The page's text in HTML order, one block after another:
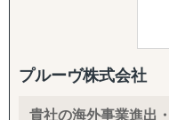
を取り入れた専門知識
ターゲットリストの作
ローチ、商談同席・ク
「商談化」「販路開拓
■サービス概要
株式会社Visalは、
プルーヴ株式会社
貴社の海外事業進出